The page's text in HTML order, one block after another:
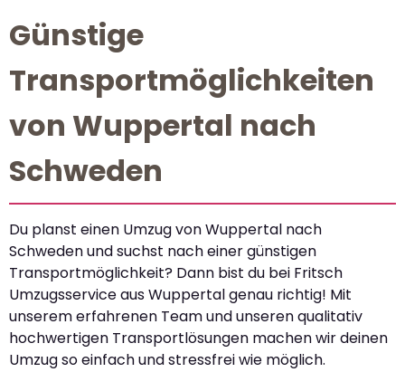
Günstige
Transportmöglichkeiten
von Wuppertal nach
Schweden
Du planst einen Umzug von Wuppertal nach
Schweden und suchst nach einer günstigen
Transportmöglichkeit? Dann bist du bei Fritsch
Umzugsservice aus Wuppertal genau richtig! Mit
unserem erfahrenen Team und unseren qualitativ
hochwertigen Transportlösungen machen wir deinen
Umzug so einfach und stressfrei wie möglich.